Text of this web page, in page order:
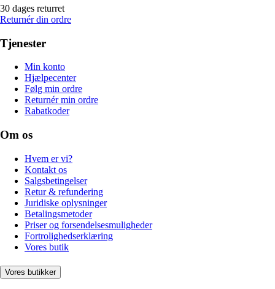
30 dages returret
Returnér din ordre
Tjenester
Min konto
Hjælpecenter
Følg min ordre
Returnér min ordre
Rabatkoder
Om os
Hvem er vi?
Kontakt os
Salgsbetingelser
Retur & refundering
Juridiske oplysninger
Betalingsmetoder
Priser og forsendelsesmuligheder
Fortrolighedserklæring
Vores butik
Vores butikker